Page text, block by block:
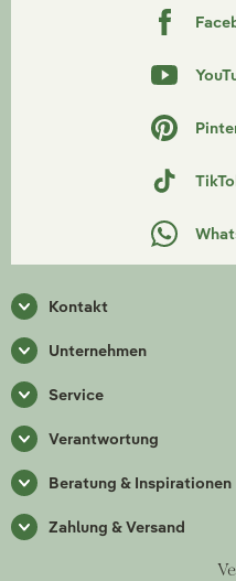
Kontakt
Unternehmen
Service
Verantwortung
Beratung & Inspirationen
Zahlung & Versand